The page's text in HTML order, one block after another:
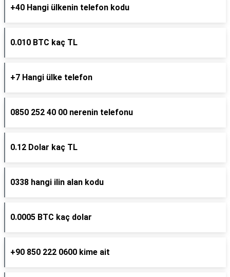
+40 Hangi ülkenin telefon kodu
0.010 BTC kaç TL
+7 Hangi ülke telefon
0850 252 40 00 nerenin telefonu
0.12 Dolar kaç TL
0338 hangi ilin alan kodu
0.0005 BTC kaç dolar
+90 850 222 0600 kime ait